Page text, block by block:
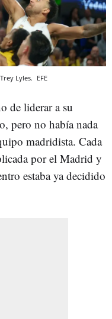
Lyles. EFE
de liderar a su
pero no había nada
madridista. Cada
por el Madrid y
estaba ya decidido